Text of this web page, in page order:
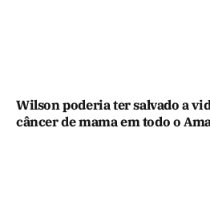
Wilson poderia ter salvado a
câncer de mama em todo o